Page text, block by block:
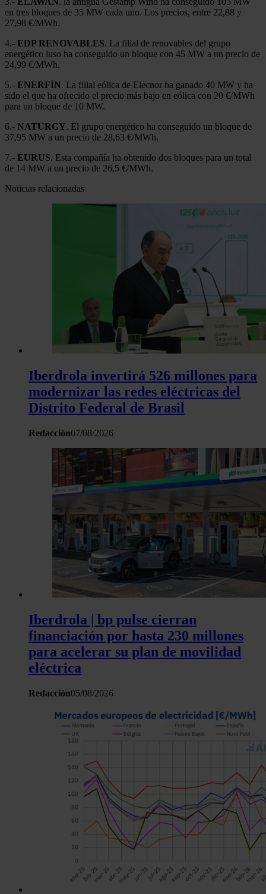
en tres bloques de 35 MW cada uno. Los precios, entre 22,88 y
27,98 €/MWh.
4.- EDP RENOVABLES. La filial de renovables del grupo
energético luso ha conseguido un bloque con 45 MW a un precio de
24,99 €/MWh.
5.- ENERFÍN. La filial eólica de Elecnor ha ganado 40 MW y ha
sido el que ha ofrecido el precio más bajo en eólica con 20 €/MWh
para un bloque de 10 MW.
6.- NATURGY. El grupo energético ha conseguido un bloque de
37,95 MW a un precio de 28,63 €/MWh.
7.- EURUS. Esta compañía ha obtenido dos bloques para un total
de 14 MW a un precio de 26,5 €/MWh.
Noticias relacionadas
Iberdrola invertirá 526 millones para
modernizar las redes eléctricas del
Distrito Federal de Brasil
Redacción07/08/2026
Iberdrola | bp pulse cierran
financiación por hasta 230 millones
para acelerar su plan de movilidad
eléctrica
Redacción05/08/2026